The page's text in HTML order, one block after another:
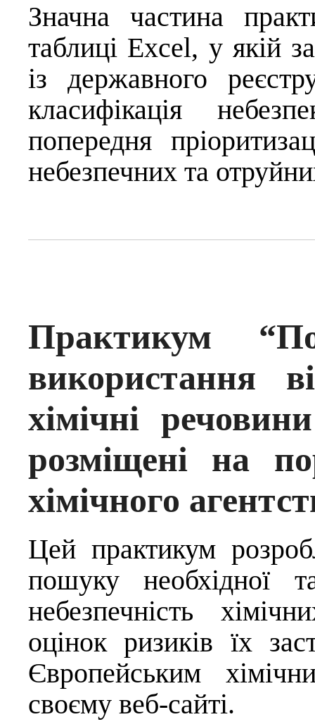
Значна частина
таблиці Excel, у якій
із державного
класифікація
попередня
небезпечних та
Практикум
використання
хімічні
розміщені на
хімічного
Цей практикум
пошуку необхідної
небезпечність
оцінок ризиків їх
Європейським
своєму веб-сайті.